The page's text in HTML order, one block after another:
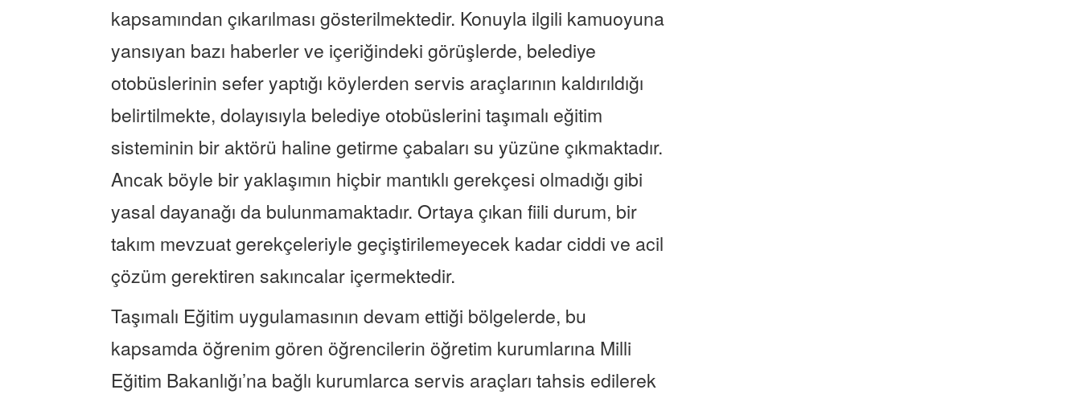
kapsamından çıkarılması gösterilmektedir. Konuyla ilgili kamuoyuna
yansıyan bazı haberler ve içeriğindeki görüşlerde, belediye
otobüslerinin sefer yaptığı köylerden servis araçlarının kaldırıldığı
belirtilmekte, dolayısıyla belediye otobüslerini taşımalı eğitim
sisteminin bir aktörü haline getirme çabaları su yüzüne çıkmaktadır.
Ancak böyle bir yaklaşımın hiçbir mantıklı gerekçesi olmadığı gibi
yasal dayanağı da bulunmamaktadır. Ortaya çıkan fiili durum, bir
takım mevzuat gerekçeleriyle geçiştirilemeyecek kadar ciddi ve acil
çözüm gerektiren sakıncalar içermektedir.
Taşımalı Eğitim uygulamasının devam ettiği bölgelerde, bu
kapsamda öğrenim gören öğrencilerin öğretim kurumlarına Milli
Eğitim Bakanlığı’na bağlı kurumlarca servis araçları tahsis edilerek